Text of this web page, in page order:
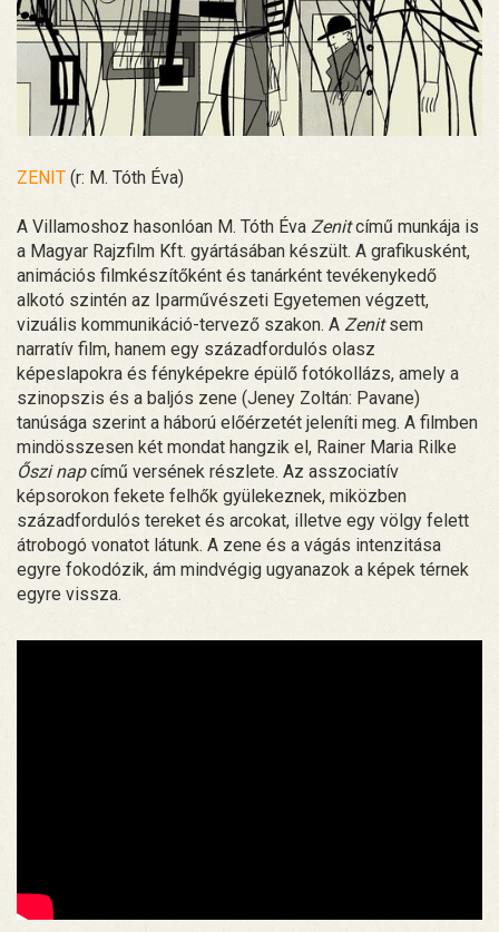
ZENIT (r: M. Tóth Éva)
A Villamoshoz hasonlóan M. Tóth Éva Zenitcímű munkája is
a Magyar Rajzfilm Kft. gyártásában készült. A grafikusként,
animációs filmkészítőként és tanárként tevékenykedő
alkotó szintén az Iparművészeti Egyetemen végzett,
vizuális kommunikáció-tervező szakon. A Zenitsem
narratív film, hanem egy századfordulós olasz
képeslapokra és fényképekre épülő fotókollázs, amely a
szinopszis és a baljós zene (Jeney Zoltán: Pavane)
tanúsága szerint a háború előérzetét jeleníti meg. A filmben
mindösszesen két mondat hangzik el, Rainer Maria Rilke
Őszi napcímű versének részlete. Az asszociatív
képsorokon fekete felhők gyülekeznek, miközben
századfordulós tereket és arcokat, illetve egy völgy felett
átrobogó vonatot látunk. A zene és a vágás intenzitása
egyre fokodózik, ám mindvégig ugyanazok a képek térnek
egyre vissza.